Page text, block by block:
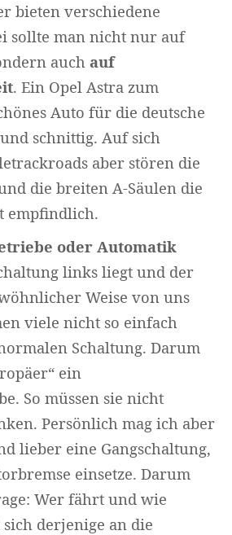
bieten verschiedene
sollte man nicht nur auf
auch auf
. Ein Opel Astra zum
Auto für die deutsche
schnittig. Auf sich
aber stören die
die breiten A-Säulen die
empfindlich.
oder Automatik
links liegt und der
Weise von uns
viele nicht so einfach
Schaltung. Darum
ein
So müssen sie nicht
Persönlich mag ich aber
lieber eine Gangschaltung,
einsetze. Darum
Wer fährt und wie
derjenige an die